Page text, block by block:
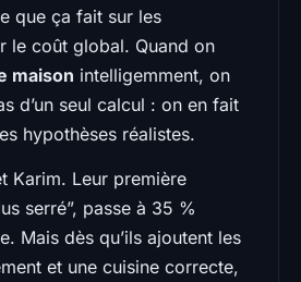
que ça fait sur les
le coût global. Quand on
maison intelligemment, on
d’un seul calcul : on en fait
hypothèses réalistes.
Karim. Leur première
serré”, passe à 35 %
Mais dès qu’ils ajoutent les
et une cuisine correcte,